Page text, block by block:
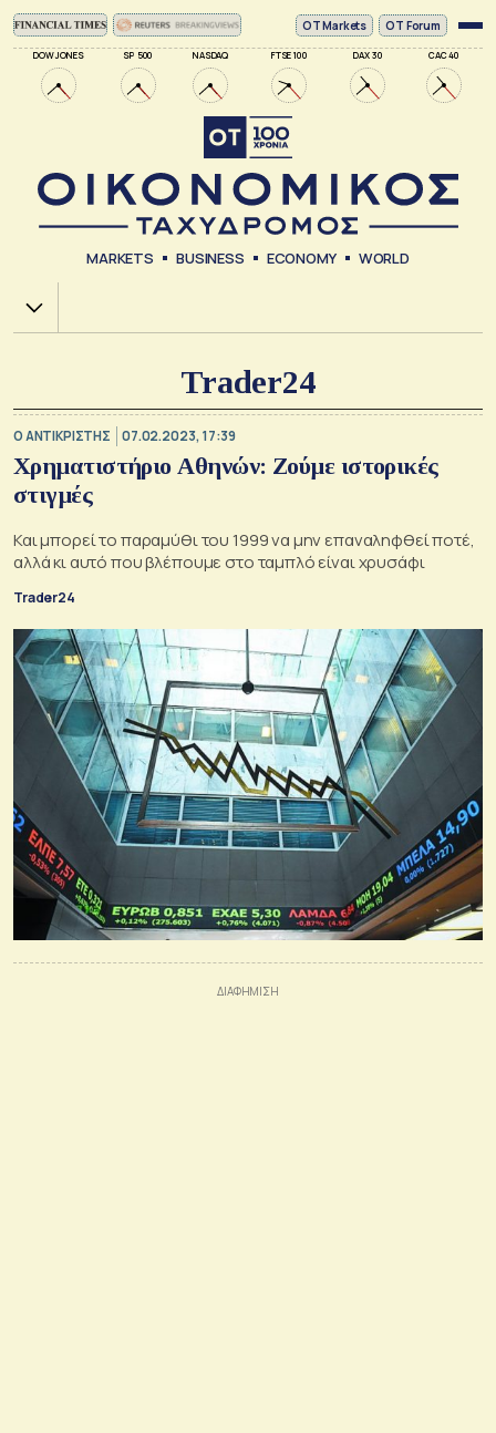
DOW JONES SP 500 NASDAQ FTSE 100 DAX 30 CAC 40
ΟΤ Markets OT Forum
MARKETS BUSINESS ECONOMY WORLD
Χ.Α.
Trader24
Ο ΑΝΤΙΚΡΙΣΤΗΣ 07.02.2023, 17:39
Χρηματιστήριο Αθηνών: Ζούμε ιστορικές
στιγμές
Και μπορεί το παραμύθι του 1999 να μην επαναληφθεί ποτέ,
αλλά κι αυτό που βλέπουμε στο ταμπλό είναι χρυσάφι
Trader24